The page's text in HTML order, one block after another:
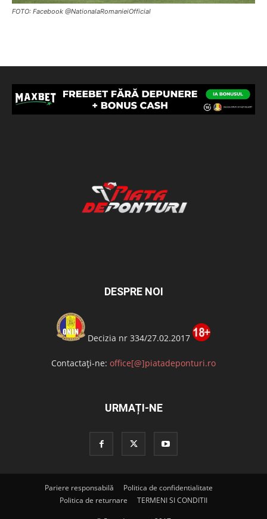
FOTO: Facebook @NationalaRomanieiOfficial
DESPRE NOI
Decizia nr 334/27.02.2017
Contactați-ne: office[@]piatadeponturi.ro
URMAȚI-NE
Pariere responsabilă
Politica de confidentialitate
Politica de returnare
TERMENI SI CONDITII